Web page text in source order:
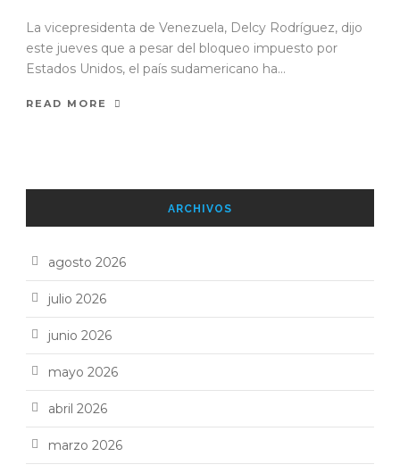
La vicepresidenta de Venezuela, Delcy Rodríguez, dijo
este jueves que a pesar del bloqueo impuesto por
Estados Unidos, el país sudamericano ha...
READ MORE
ARCHIVOS
agosto 2026
julio 2026
junio 2026
mayo 2026
abril 2026
marzo 2026